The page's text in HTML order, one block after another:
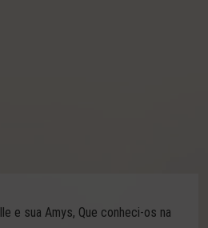
e sua Amys, Que conheci-os na